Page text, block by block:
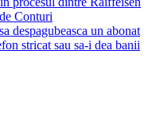
Conturi
despagubeasca un abonat
stricat sau sa-i dea banii